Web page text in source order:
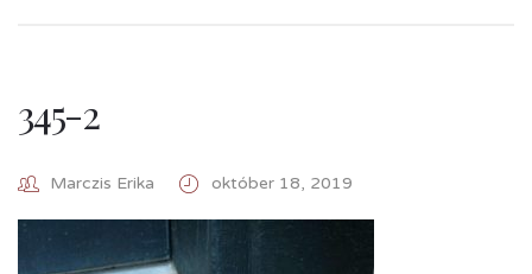
345-2
Marczis Erika október 18, 2019